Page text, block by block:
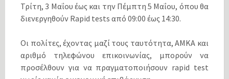
Τρίτη, 3 Μαΐου έως και την Πέμπτη 5 Μαΐου, όπου θα
διενεργηθούν Rapid tests από 09:00 έως 14:30.
Οι πολίτες, έχοντας μαζί τους ταυτότητα, ΑΜΚΑ και
αριθμό τηλεφώνου επικοινωνίας, μπορούν να
προσέλθουν για να πραγματοποιήσουν rapid test